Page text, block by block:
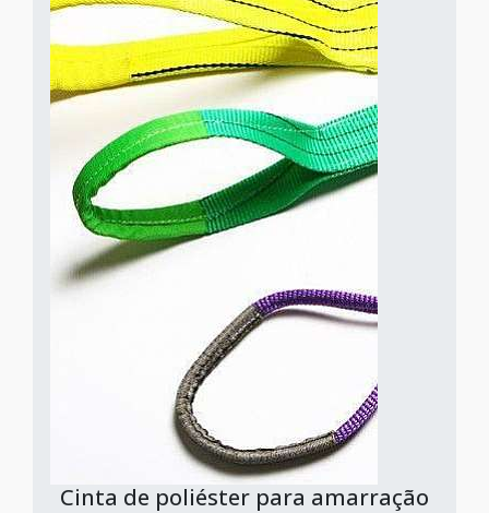
Cinta de poliéster para amarração